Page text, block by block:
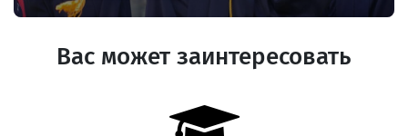
Вас может заинтересовать